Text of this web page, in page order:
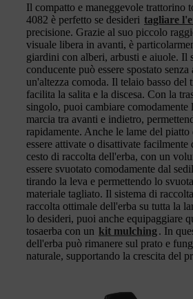
Il compatto e maneggevole trattorino
4082 è perfetto se desideri tagliare
precisione. Grazie al suo piccolo
visuale libera in avanti, è
giardini con alberi, arbusti e aiuole. Il
conducente può essere spostato
un'altezza comoda. Il telaio basso del
facilita la salita e la discesa. Con la
singolo, puoi cambiare comodamente
marcia tra avanti e indietro,
rapidamente. Anche le lame del
essere attivate o disattivate
cesto di raccolta dell'erba, con un
essere svuotato comodamente dal
tirando la leva e permettendo lo
materiale tagliato. Il sistema di
raccolta ottimale dell'erba su tutta la
lo desideri, puoi anche equipaggiare
tosaerba con un kit mulching . In
dell'erba può rimanere sul prato e
naturale, supportando la crescita del